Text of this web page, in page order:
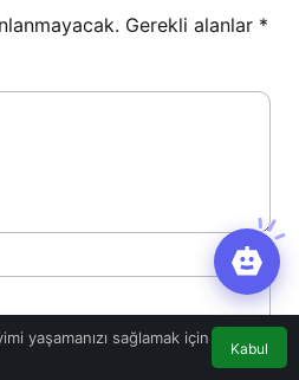
Gerekli alanlar *
yaşamanızı sağlamak için
Kabul